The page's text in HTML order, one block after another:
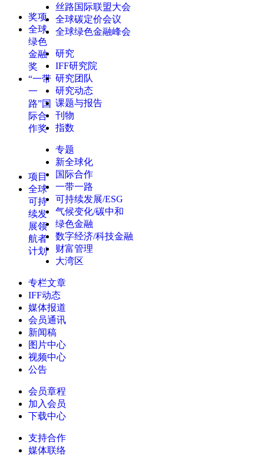
奖项
全球
绿色
金融
奖
“一带
一
路”国
际合
作奖
项目
全球
可持
续发
展领
航者
计划
丝路国际联盟大会
全球碳定价会议
全球绿色金融峰会
研究
IFF研究院
研究团队
研究动态
课题与报告
刊物
指数
专题
新全球化
国际合作
一带一路
可持续发展/ESG
气候变化/碳中和
绿色金融
数字经济/科技金融
财富管理
大湾区
专栏文章
IFF动态
媒体报道
会员通讯
新闻稿
图片中心
视频中心
公告
会员章程
加入会员
下载中心
支持合作
媒体联络